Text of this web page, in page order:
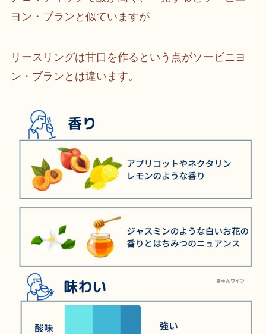
ヨン・ブランと似ていますが
リースリングは甘口を作るという点がソービニヨ
ン・ブランとは違います。